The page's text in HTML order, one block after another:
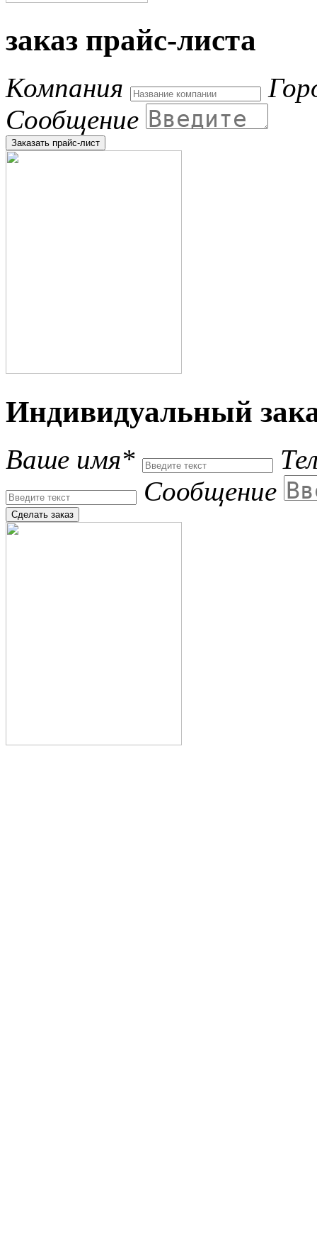
заказ прайс-листа
Компания
Сообщение
Индивидуальный
Ваше имя*
Сообщение